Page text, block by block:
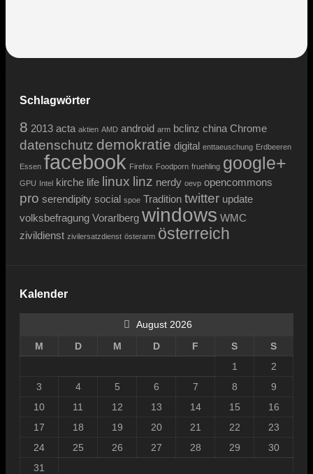
Schlagwörter
8 2013 acta aktien AMD android arm bclinz china Chrome
datenschutz demokratie digital enttaeuschung Erdbeeren
Essen facebook Firefox Foodporn fruehling google+
GPU Intel kirche life linux linz nerdy oevp opencommons
pro serendipity social spoe Tradition twitter update
volksbefragung Vorarlberg windows WMC
zivildienst zivilersatzdienst österarm österreich
Kalender
August 2026
M
D M D F S
S
1
2
3
4 5 6 7 8
9
10
11 12 13 14 15
16
17
18 19 20 21 22
23
24
25 26 27 28 29
30
31